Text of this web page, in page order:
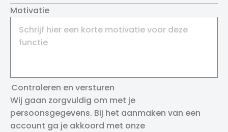
Motivatie
Controleren en versturen
Wij gaan zorgvuldig om met je
persoonsgegevens. Bij het aanmaken van een
account ga je akkoord met onze